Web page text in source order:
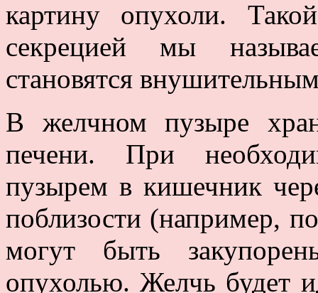
картину опухоли.
секрецией мы
становятся
В желчном пузыре
печени. При
пузырем в кишечник
поблизости (например,
могут быть
опухолью. Желчь будет